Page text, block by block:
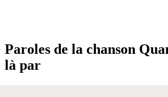
Paroles de la chanson
là par